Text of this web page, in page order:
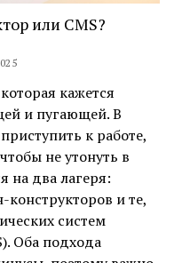
или CMS?
кажется
и пугающей. В
к работе,
не утонуть в
на два лагеря:
и те,
систем
Оба подхода